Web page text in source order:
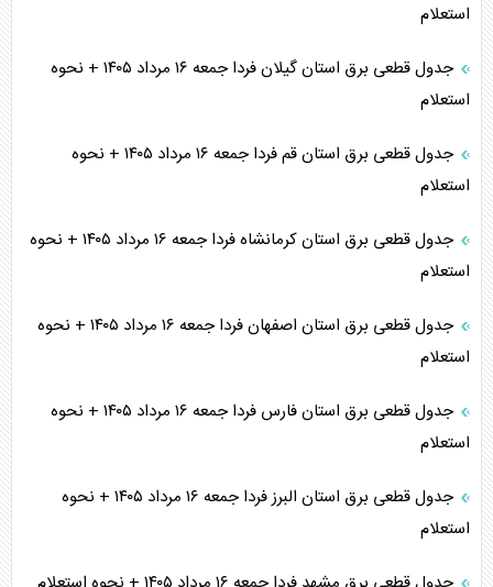
استعلام
جدول قطعی برق استان گیلان فردا جمعه ۱۶ مرداد ۱۴۰۵ + نحوه
استعلام
جدول قطعی برق استان قم فردا جمعه ۱۶ مرداد ۱۴۰۵ + نحوه
استعلام
جدول قطعی برق استان کرمانشاه فردا جمعه ۱۶ مرداد ۱۴۰۵ + نحوه
استعلام
جدول قطعی برق استان اصفهان فردا جمعه ۱۶ مرداد ۱۴۰۵ + نحوه
استعلام
جدول قطعی برق استان فارس فردا جمعه ۱۶ مرداد ۱۴۰۵ + نحوه
استعلام
جدول قطعی برق استان البرز فردا جمعه ۱۶ مرداد ۱۴۰۵ + نحوه
استعلام